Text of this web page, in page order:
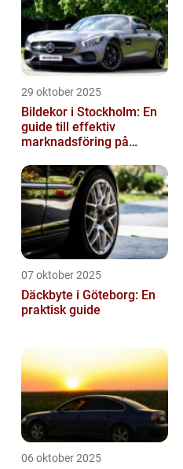
29 oktober 2025
Bildekor i Stockholm: En
guide till effektiv
marknadsföring på
07 oktober 2025
Däckbyte i Göteborg: En
praktisk guide
06 oktober 2025